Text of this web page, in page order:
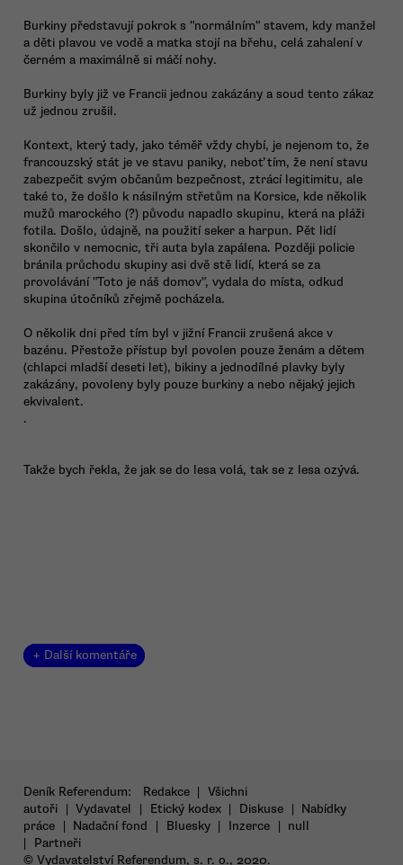
Burkiny představují pokrok s "normálním" stavem, kdy manžel
a děti plavou ve vodě a matka stojí na břehu, celá zahalení v
černém a maximálně si máčí nohy.
Burkiny byly již ve Francii jednou zakázány a soud tento zákaz
už jednou zrušil.
Kontext, který tady, jako téměř vždy chybí, je nejenom to, že
francouzský stát je ve stavu paniky, neboť tím, že není stavu
zabezpečit svým občanům bezpečnost, ztrácí legitimitu, ale
také to, že došlo k násilným střetům na Korsice, kde několik
mužů marockého (?) původu napadlo skupinu, která na pláži
fotila. Došlo, údajně, na použití seker a harpun. Pět lidí
skončilo v nemocnic, tři auta byla zapálena. Později policie
bránila průchodu skupiny asi dvě stě lidí, která se za
provolávání "Toto je náš domov", vydala do místa, odkud
skupina útočníků zřejmě pocházela.
O několik dni před tím byl v jižní Francii zrušená akce v
bazénu. Přestože přístup byl povolen pouze ženám a dětem
(chlapci mladší deseti let), bikiny a jednodílné plavky byly
zakázány, povoleny byly pouze burkiny a nebo nějaký jejich
ekvivalent.
.
Takže bych řekla, že jak se do lesa volá, tak se z lesa ozývá.
+ Další komentáře
Deník Referendum: Redakce | Všichni
autoři | Vydavatel | Etický kodex | Diskuse | Nabídky
práce | Nadační fond | Bluesky | Inzerce | null
|
Partneři
© Vydavatelství Referendum, s. r. o., 2020.